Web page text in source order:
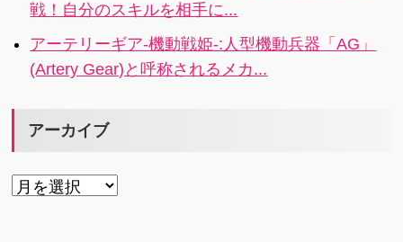
戦！自分のスキルを相手に...
アーテリーギア-機動戦姫-:人型機動兵器「AG」
(Artery Gear)と呼称されるメカ...
アーカイブ
ア